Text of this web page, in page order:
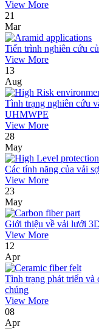
View More
21
Mar
Tiến trình nghiên cứu
View More
13
Aug
Tình trạng nghiên cứu
UHMWPE
View More
28
May
Các tính năng của vải
View More
23
May
Giới thiệu về vải lưới
View More
12
Apr
Tình trạng phát triển và
chúng
View More
08
Apr